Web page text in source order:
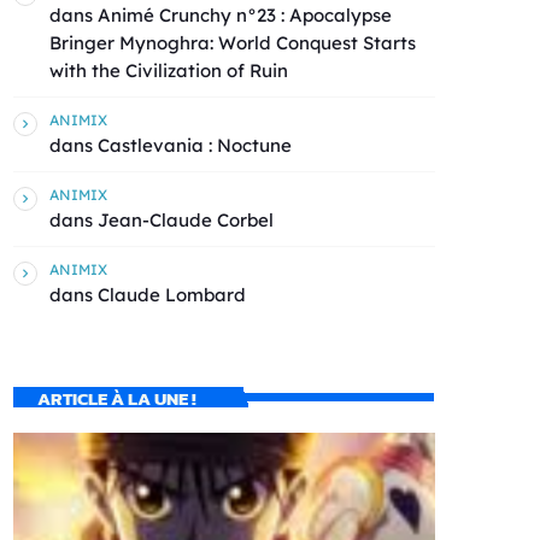
dans Animé Crunchy n°23 : Apocalypse
Bringer Mynoghra: World Conquest Starts
with the Civilization of Ruin
ANIMIX
dans Castlevania : Noctune
ANIMIX
dans Jean-Claude Corbel
ANIMIX
dans Claude Lombard
ARTICLE À LA UNE !